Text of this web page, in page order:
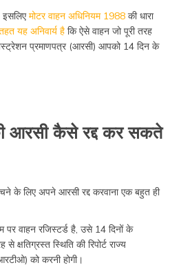
मोटर वाहन अधिनियम 1988 की धारा
यह अनिवार्य है कि ऐसे वाहन जो पूरी तरह
प्रमाणपत्र (आरसी) आपको 14 दिन के
आरसी कैसे रद्द कर सकते
के लिए अपने आरसी रद्द करवाना एक बहुत ही
पर वाहन रजिस्टर्ड है, उसे 14 दिनों के
क्षतिग्रस्त स्थिति की रिपोर्ट राज्य
को करनी होगी।